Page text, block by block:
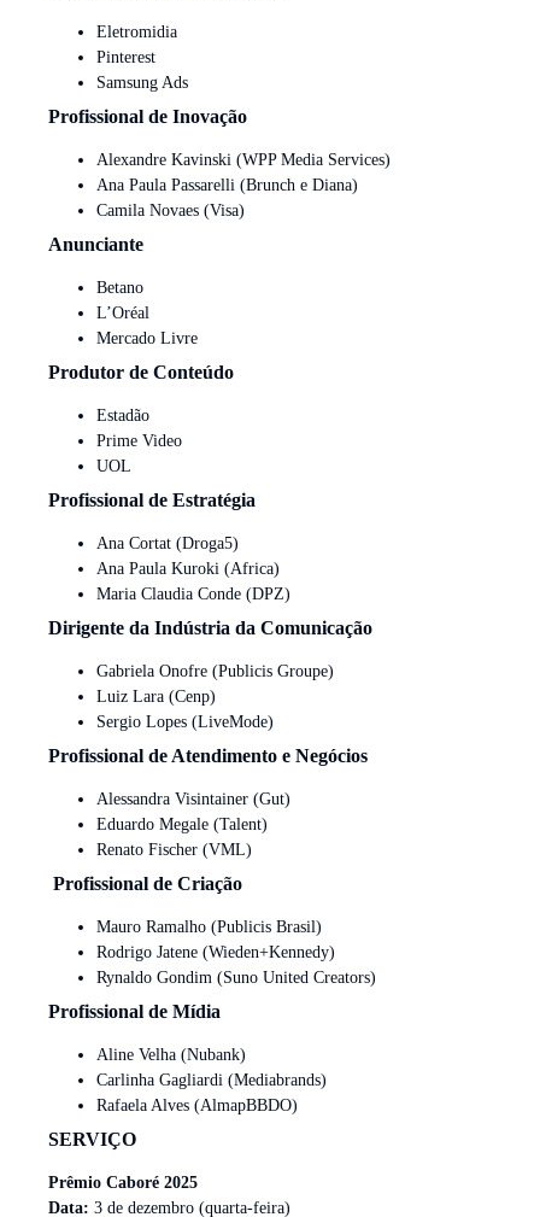
Eletromidia
Pinterest
Samsung Ads
Profissional de Inovação
Alexandre Kavinski (WPP Media Services)
Ana Paula Passarelli (Brunch e Diana)
Camila Novaes (Visa)
Anunciante
Betano
L’Oréal
Mercado Livre
Produtor de Conteúdo
Estadão
Prime Video
UOL
Profissional de Estratégia
Ana Cortat (Droga5)
Ana Paula Kuroki (Africa)
Maria Claudia Conde (DPZ)
Dirigente da Indústria da Comunicação
Gabriela Onofre (Publicis Groupe)
Luiz Lara (Cenp)
Sergio Lopes (LiveMode)
Profissional de Atendimento e Negócios
Alessandra Visintainer (Gut)
Eduardo Megale (Talent)
Renato Fischer (VML)
Profissional de Criação
Mauro Ramalho (Publicis Brasil)
Rodrigo Jatene (Wieden+Kennedy)
Rynaldo Gondim (Suno United Creators)
Profissional de Mídia
Aline Velha (Nubank)
Carlinha Gagliardi (Mediabrands)
Rafaela Alves (AlmapBBDO)
SERVIÇO
Prêmio Caboré 2025
Data: 3 de dezembro (quarta-feira)